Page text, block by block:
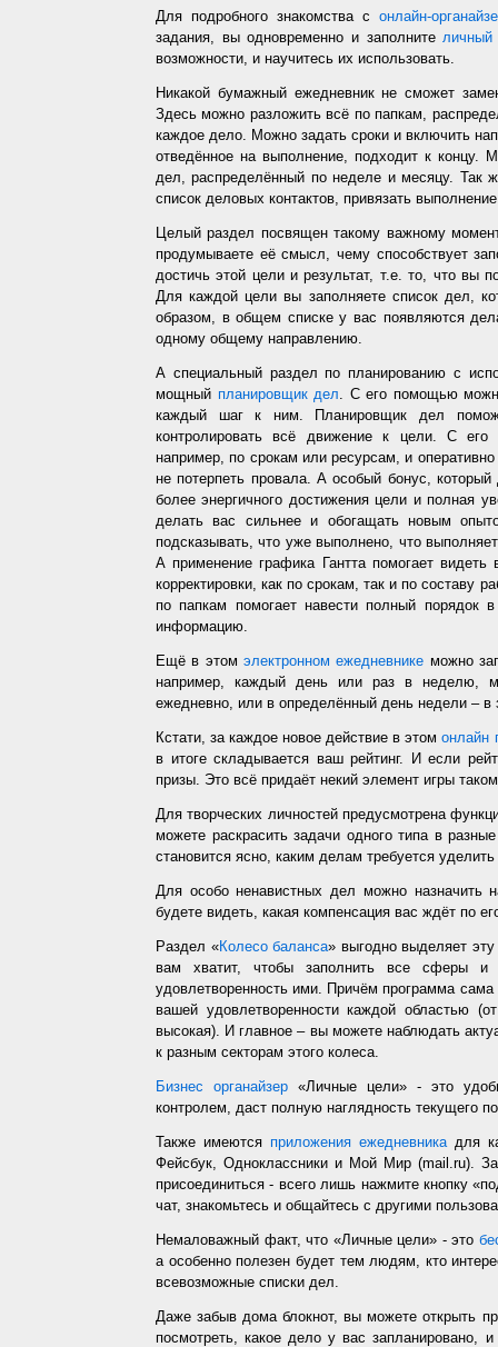
Для подробного знакомства с онлайн-
задания, вы одновременно и заполнителичный
возможности, и научитесь их использовать.
Никакой бумажный ежедневник не сможет
Здесь можно разложить всё по папкам,
каждое дело. Можно задать сроки и включить
отведённое на выполнение, подходит к концу.
дел, распределённый по неделе и месяцу. Так
список деловых контактов, привязать
Целый раздел посвящен такому важному
продумываете её смысл, чему способствует
достичь этой цели и результат, т.е. то, что вы
Для каждой цели вы заполняете список дел,
образом, в общем списке у вас появляются
одному общему направлению.
А специальный раздел по планированию с
мощный планировщик дел. С его помощью
каждый шаг к ним. Планировщик дел
контролировать всё движение к цели. С
например, по срокам или ресурсам, и
не потерпеть провала. А особый бонус,
более энергичного достижения цели и полная
делать вас сильнее и обогащать новым
подсказывать, что уже выполнено, что
А применение графика Гантта помогает
корректировки, как по срокам, так и по составу
по папкам помогает навести полный порядок
информацию.
Ещё в этомэлектронном ежедневнике можно
например, каждый день или раз в неделю,
ежедневно, или в определённый день недели – в
Кстати, за каждое новое действие в этомонлайн
в итоге складывается ваш рейтинг. И если
призы. Это всё придаёт некий элемент игры
Для творческих личностей предусмотрена
можете раскрасить задачи одного типа в
становится ясно, каким делам требуется
Для особо ненавистных дел можно назначить
будете видеть, какая компенсация вас ждёт по
Раздел «Колесо баланса» выгодно выделяет
вам хватит, чтобы заполнить все сферы и
удовлетворенность ими. Причём программа
вашей удовлетворенности каждой областью
высокая). И главное – вы можете наблюдать
к разным секторам этого колеса.
Бизнес органайзер «Личные цели» - это
контролем, даст полную наглядность текущего
Также имеются приложения ежедневникадля
Фейсбук, Одноклассники и Мой Мир (mail.ru).
присоединиться - всего лишь нажмите кнопку
чат, знакомьтесь и общайтесь с другими
Немаловажный факт, что «Личные цели» - это
а особенно полезен будет тем людям, кто
всевозможные списки дел.
Даже забыв дома блокнот, вы можете открыть
посмотреть, какое дело у вас запланировано,